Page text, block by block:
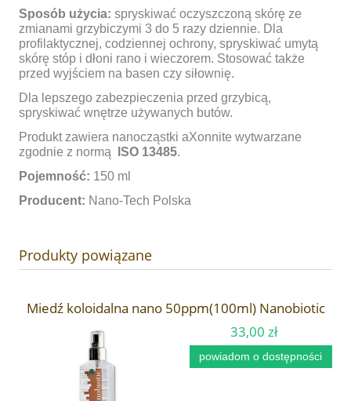
Sposób użycia: spryskiwać oczyszczoną skórę ze
zmianami grzybiczymi 3 do 5 razy dziennie. Dla
profilaktycznej, codziennej ochrony, spryskiwać umytą
skórę stóp i dłoni rano i wieczorem. Stosować także
przed wyjściem na basen czy siłownię.
Dla lepszego zabezpieczenia przed grzybicą,
spryskiwać wnętrze używanych butów.
Produkt zawiera nanocząstki aXonnite wytwarzane
zgodnie z normą
ISO 13485.
Pojemność: 150 ml
Producent: Nano-Tech Polska
Produkty powiązane
Miedź koloidalna nano 50ppm(100ml) Nanobiotic
33,00 zł
powiadom o dostępności